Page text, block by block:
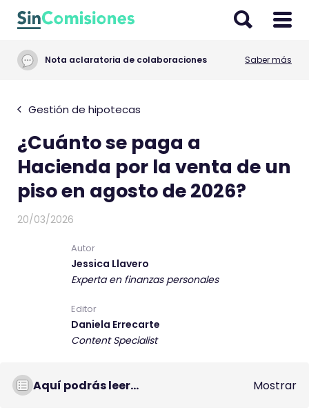
Nota aclaratoria de colaboraciones Saber más
Gestión de hipotecas
¿Cuánto se paga a
Hacienda por la venta de un
piso en agosto de 2026?
20/03/2026
Autor
Jessica Llavero
Experta en finanzas personales
Editor
Daniela Errecarte
Content Specialist
Aquí podrás leer... Mostrar